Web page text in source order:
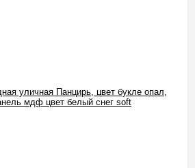
уличная Панцирь, цвет букле опал,
мдф цвет белый снег soft